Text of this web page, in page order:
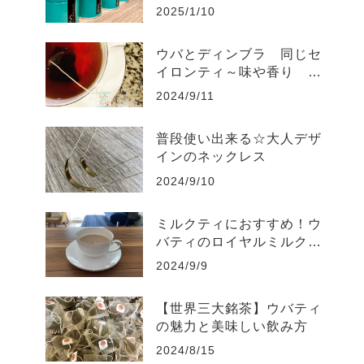
2025/1/10
ウバとディンブラ 同じセ
イロンティ～味や香り 何
が違うの？
2024/9/11
普段使い出来る☆大人デザ
インのネックレス
2024/9/10
ミルクティにおすすめ！ウ
バティのロイヤルミルクテ
ィの美味しい淹れ方
2024/9/9
【世界三大銘茶】ウバティ
の魅力と美味しい飲み方
2024/8/15